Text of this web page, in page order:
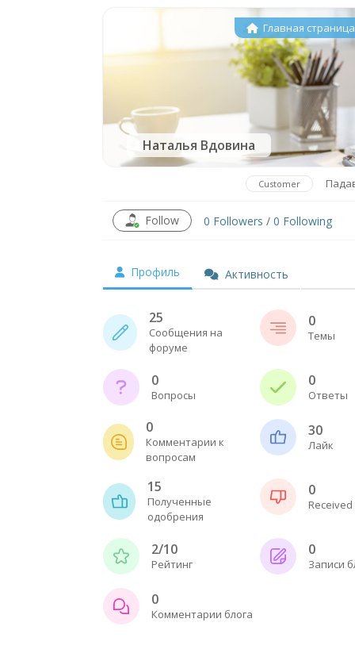
Наталья Вдовина
Главная
Customer
Follow 0 Followers / 0 Following
Профиль Активность
25
Сообщения на
форуме
0
Темы
0
Вопросы
0
Ответы
0
Комментарии к
вопросам
30
Лайк
15
Полученные
одобрения
0
2/10
Рейтинг
0
Записи
0
Комментарии блога